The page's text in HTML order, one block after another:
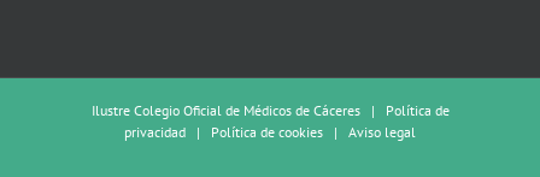
Ilustre Colegio Oficial de Médicos de Cáceres | Política de
privacidad | Política de cookies | Aviso legal